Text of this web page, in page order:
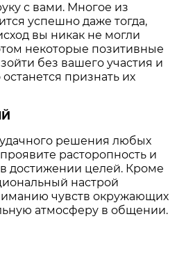
с вами. Многое из
успешно даже тогда,
вы никак не могли
некоторые позитивные
без вашего участия и
признать их
решения любых
расторопность и
достижении целей. Кроме
настрой
чувств окружающих
атмосферу в общении.